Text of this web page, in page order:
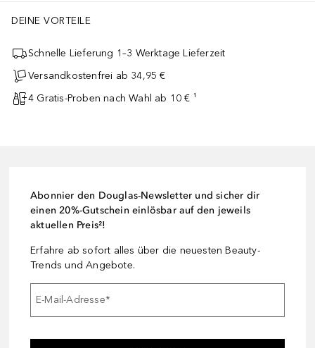
DEINE VORTEILE
Schnelle Lieferung 1–3 Werktage Lieferzeit
Versandkostenfrei ab 34,95 €
4 Gratis-Proben nach Wahl ab 10 € ¹
Abonnier den Douglas-Newsletter und sicher dir
einen 20%-Gutschein einlösbar auf den jeweils
aktuellen Preis²!
Erfahre ab sofort alles über die neuesten Beauty-
Trends und Angebote.
E-Mail-Adresse*